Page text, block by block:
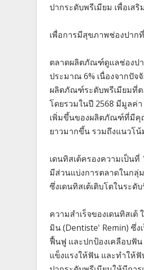
ปากระดับพรีเมียม เพื่อเส
เพื่อการมีสุขภาพช่องปาก
ตลาดผลิตภัณฑ์ดูแลช่องปา
ประมาณ 6% เนื่องจากปั
ผลิตภัณฑ์ระดับพรีเมียมที่
โดยรวมในปี 2568 มีมูลค่
เพิ่มขึ้นของผลิตภัณฑ์ที่มีคุ
ยาวมากขึ้น รวมถึงแนวโ
เดนทิสเต้ครองความเป็น
มีส่วนแบ่งการตลาดในกลุ่
ซึ่งเดนทิสเต้เติบโตในระดั
ความสำเร็จของเดนทิสเ
มิน (Dentiste' Remin) ซึ่
ฟื้นฟู และปกป้องเคลือบฟัน
แข็งแรงให้ฟัน และทำให้